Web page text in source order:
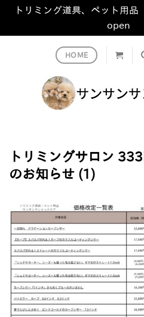
トリミング道具、ペット用
open
HOME
トリミングサロン
のお知らせ (1)